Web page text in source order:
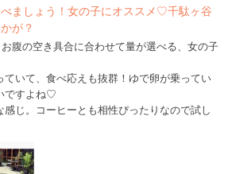
ましょう！女の子にオススメ♡千駄ヶ谷
が？
腹の空き具合に合わせて量が選べる、女の子
ていて、食べ応えも抜群！ゆで卵が乗ってい
ですよね♡
じ。コーヒーとも相性ぴったりなので試し